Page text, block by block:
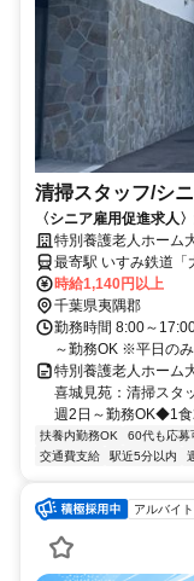
清掃スタッフ/シ
〈シニア雇用促進求
年6月オープンの施設◆
です★【夷隅郡、大多
ト】
特別養護老人ホーム
最寄駅 いすみ鉄道「
時給1,140円以上
千葉県夷隅郡
勤務時間 8:00～
～勤務OK ※平日の
特別養護老人ホーム
喜城見苑：清掃スタ
週2日～勤務OK◆1
扶養内勤務OK 60代も応募
交通費支給
駅近5分以内
アルバイ